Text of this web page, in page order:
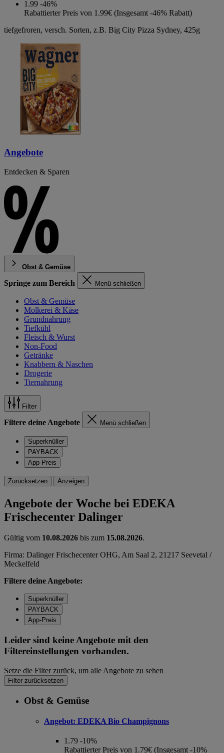
1.99 -46%
Rabattierter Preis von 1.99€ (Insgesamt -46% Rabatt)
tiefgefroren, versch. Sorten, z.B. Big City Pizza Sydney, 425g
Angebote
Entdecken & Sparen
Obst & Gemüse
Springe zum Bereich Menü schließen
Obst & Gemüse
Molkerei & Käse
Grundnahrung
Tiefkühl
Fleisch & Wurst
Non-Food
Getränke
Knabbern & Naschen
Drogerie
Tiernahrung
Filter
Filtere deine Angebote Menü schließen
Superknüller
PAYBACK
App-Preis
Zurücksetzen Anzeigen
Angebote der Woche bei EDEKA
Frischecenter Dalinger
Gültig vom 10.08.2026 bis zum 15.08.2026.
Firma: Dalinger Frischecenter OHG, Am Saal 2, 21217 Seevetal /
Meckelfeld
Filtere deine Angebote:
Superknüller
PAYBACK
App-Preis
Leider sind keine Angebote mit den
Filtereinstellungen vorhanden.
Setze die Filter zurück, um alle Angebote zu sehen
Filter zurücksetzen
Obst & Gemüse
Angebot: EDEKA Bio Champignons
1.79 -10%
Rabattierter Preis von 1.79€ (Insgesamt -10%